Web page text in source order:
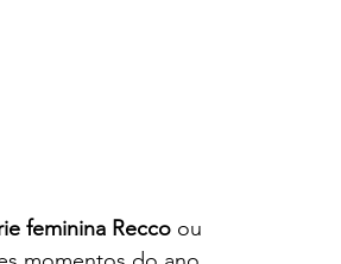
feminina Recco ou